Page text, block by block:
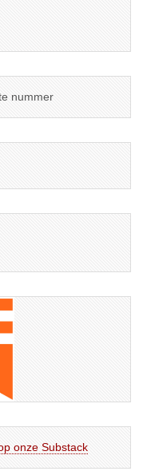
nummer
onze Substack